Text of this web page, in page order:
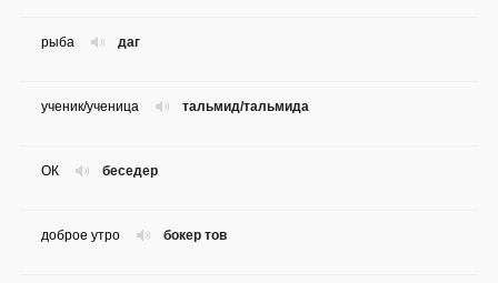
даг
рыба
тальмид/тальмида
ученик/ученица
беседер
ОК
бокер тов
доброе утро